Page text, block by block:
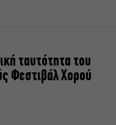
ταυτότητα του
Φεστιβάλ Χορού